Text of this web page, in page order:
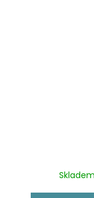
Skladem